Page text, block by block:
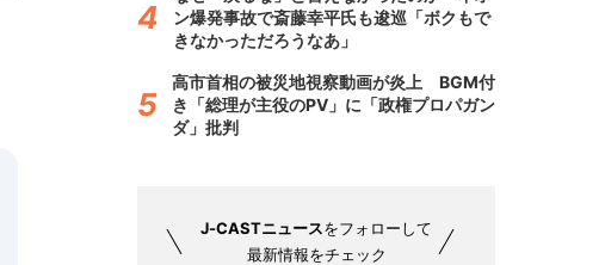
ン爆発事故で斎藤幸平氏も逡巡「ボクもで
きなかっただろうなあ」
高市首相の被災地視察動画が炎上 BGM付
き「総理が主役のPV」に「政権プロパガン
ダ」批判
J-CASTニュースをフォローして
最新情報をチェック